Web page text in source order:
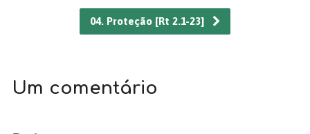
04. Proteção [Rt 2.1-23]
Um comentário